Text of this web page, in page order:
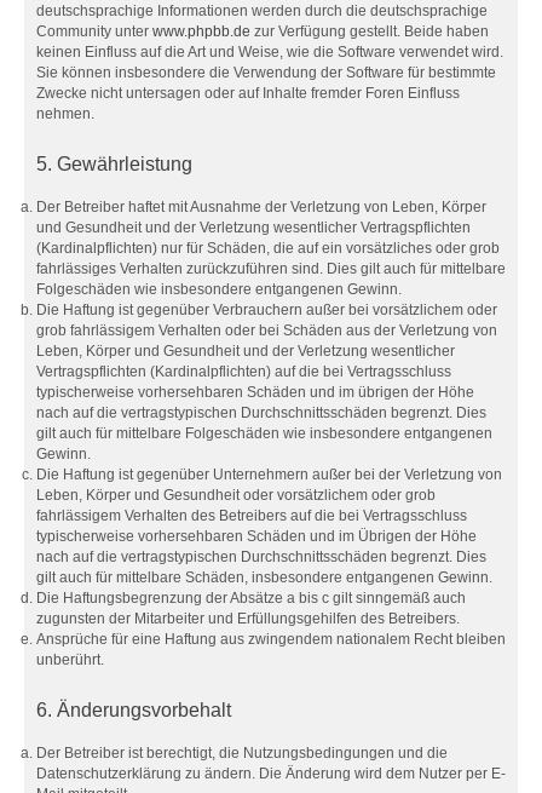
deutschsprachige Informationen werden durch die deutschsprachige
Community unter www.phpbb.de zur Verfügung gestellt. Beide haben
keinen Einfluss auf die Art und Weise, wie die Software verwendet wird.
Sie können insbesondere die Verwendung der Software für bestimmte
Zwecke nicht untersagen oder auf Inhalte fremder Foren Einfluss
nehmen.
5. Gewährleistung
Der Betreiber haftet mit Ausnahme der Verletzung von Leben, Körper
und Gesundheit und der Verletzung wesentlicher Vertragspflichten
(Kardinalpflichten) nur für Schäden, die auf ein vorsätzliches oder grob
fahrlässiges Verhalten zurückzuführen sind. Dies gilt auch für mittelbare
Folgeschäden wie insbesondere entgangenen Gewinn.
Die Haftung ist gegenüber Verbrauchern außer bei vorsätzlichem oder
grob fahrlässigem Verhalten oder bei Schäden aus der Verletzung von
Leben, Körper und Gesundheit und der Verletzung wesentlicher
Vertragspflichten (Kardinalpflichten) auf die bei Vertragsschluss
typischerweise vorhersehbaren Schäden und im übrigen der Höhe
nach auf die vertragstypischen Durchschnittsschäden begrenzt. Dies
gilt auch für mittelbare Folgeschäden wie insbesondere entgangenen
Gewinn.
Die Haftung ist gegenüber Unternehmern außer bei der Verletzung von
Leben, Körper und Gesundheit oder vorsätzlichem oder grob
fahrlässigem Verhalten des Betreibers auf die bei Vertragsschluss
typischerweise vorhersehbaren Schäden und im Übrigen der Höhe
nach auf die vertragstypischen Durchschnittsschäden begrenzt. Dies
gilt auch für mittelbare Schäden, insbesondere entgangenen Gewinn.
Die Haftungsbegrenzung der Absätze a bis c gilt sinngemäß auch
zugunsten der Mitarbeiter und Erfüllungsgehilfen des Betreibers.
Ansprüche für eine Haftung aus zwingendem nationalem Recht bleiben
unberührt.
6. Änderungsvorbehalt
Der Betreiber ist berechtigt, die Nutzungsbedingungen und die
Datenschutzerklärung zu ändern. Die Änderung wird dem Nutzer per E-